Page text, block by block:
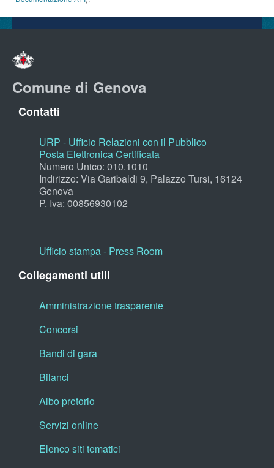
Comune di Genova
Contatti
URP - Ufficio Relazioni con il Pubblico
Posta Elettronica Certificata
Numero Unico: 010.1010
Indirizzo: Via Garibaldi 9, Palazzo Tursi, 16124
Genova
P. Iva: 00856930102
Ufficio stampa - Press Room
Collegamenti utili
Amministrazione trasparente
Concorsi
Bandi di gara
Bilanci
Albo pretorio
Servizi online
Elenco siti tematici